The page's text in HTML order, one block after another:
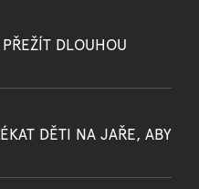
DLOUHOU
DĚTI NA JAŘE, ABY